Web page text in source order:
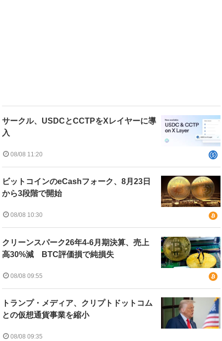
サークル、USDCとCCTPをXレイヤーに導
入
08/08 11:20
ビットコインのeCashフォーク、8月23日
から3段階で開始
08/08 10:30
クリーンスパーク26年4-6月期決算、売上
高30%減 BTC評価損で純損失
08/08 09:55
トランプ・メディア、クリプトドットコム
との仮想通貨事業を縮小
08/08 09:35